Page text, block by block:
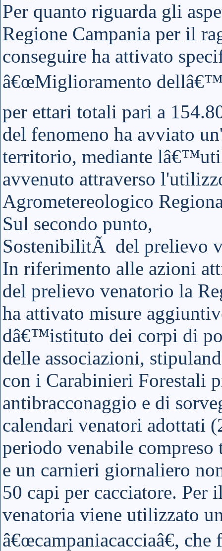
Per quanto riguarda gli
Regione Campania per il
conseguire ha attivato
â€œMiglioramento
per ettari totali pari a
del fenomeno ha avviato
territorio, mediante
avvenuto attraverso
Agrometereologico
Sul secondo punto,
SostenibilitÃ del prelievo
In riferimento alle azioni
del prelievo venatorio la
ha attivato misure
dâ€™istituto dei corpi di
delle associazioni,
con i Carabinieri Forestali
antibracconaggio e di
calendari venatori adottati
periodo venabile
e un carnieri giornaliero
50 capi per cacciatore. Per
venatoria viene utilizzato
â€œcampaniacacciaâ€,